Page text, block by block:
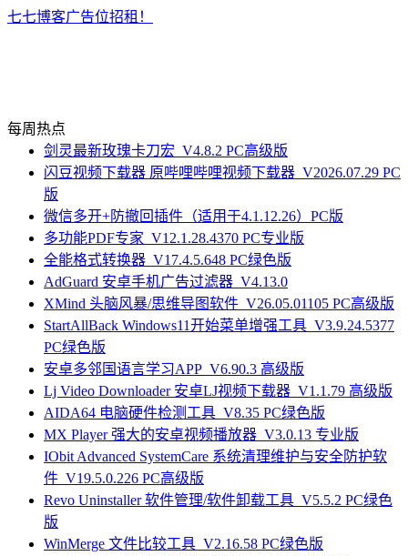
七七博客广告位招租！
每周热点
剑灵最新玫瑰卡刀宏_V4.8.2 PC高级版
闪豆视频下载器 原哔哩哔哩视频下载器_V2026.07.29 PC
版
微信多开+防撤回插件（适用于4.1.12.26）PC版
多功能PDF专家_V12.1.28.4370 PC专业版
全能格式转换器_V17.4.5.648 PC绿色版
AdGuard 安卓手机广告过滤器_V4.13.0
XMind 头脑风暴/思维导图软件_V26.05.01105 PC高级版
StartAllBack Windows11开始菜单增强工具_V3.9.24.5377
PC绿色版
安卓多邻国语言学习APP_V6.90.3 高级版
Lj Video Downloader 安卓LJ视频下载器_V1.1.79 高级版
AIDA64 电脑硬件检测工具_V8.35 PC绿色版
MX Player 强大的安卓视频播放器_V3.0.13 专业版
IObit Advanced SystemCare 系统清理维护与安全防护软
件_V19.5.0.226 PC高级版
Revo Uninstaller 软件管理/软件卸载工具_V5.5.2 PC绿色
版
WinMerge 文件比较工具_V2.16.58 PC绿色版